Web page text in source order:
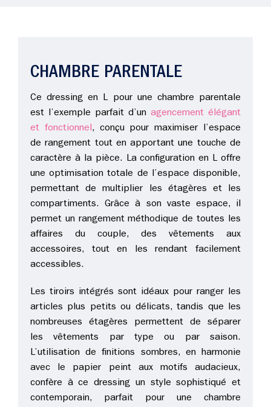
CHAMBRE PARENTALE
Ce dressing en L pour une chambre parentale
est l’exemple parfait d’un agencement élégant
et fonctionnel, conçu pour maximiser l’espace
de rangement tout en apportant une touche de
caractère à la pièce. La configuration en L offre
une optimisation totale de l’espace disponible,
permettant de multiplier les étagères et les
compartiments. Grâce à son vaste espace, il
permet un rangement méthodique de toutes les
affaires du couple, des vêtements aux
accessoires, tout en les rendant facilement
accessibles.
Les tiroirs intégrés sont idéaux pour ranger les
articles plus petits ou délicats, tandis que les
nombreuses étagères permettent de séparer
les vêtements par type ou par saison.
L’utilisation de finitions sombres, en harmonie
avec le papier peint aux motifs audacieux,
confère à ce dressing un style sophistiqué et
contemporain, parfait pour une chambre